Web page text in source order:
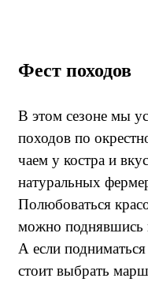
Фест походов
В этом сезоне мы
походов по
чаем у костра и
натуральных
Полюбоваться
можно поднявшись
А если
стоит выбрать